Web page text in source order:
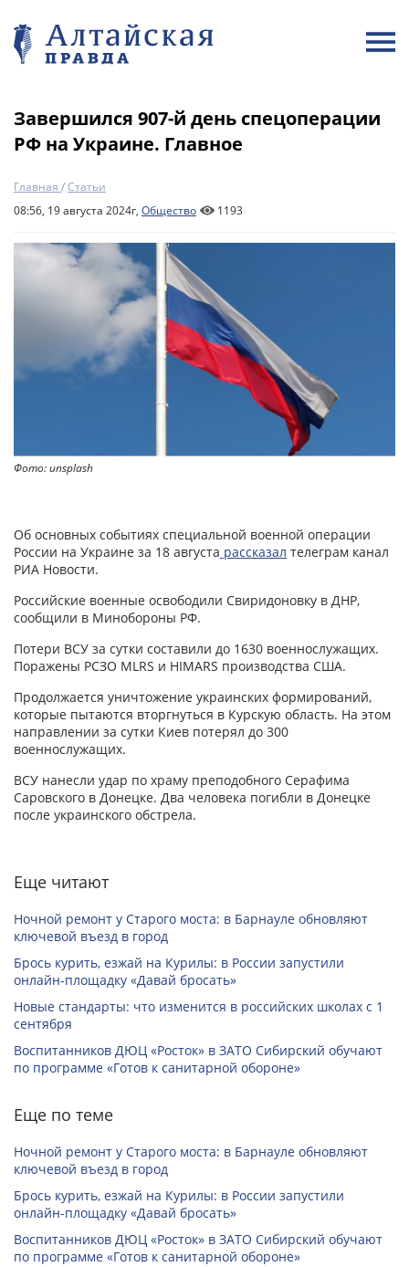
Завершился 907-й день спецоперации
РФ на Украине. Главное
Главная /Статьи
08:56, 19 августа 2024г, Общество 1193
Фото: unsplash
Об основных событиях специальной военной операции
России на Украине за 18 августа рассказал телеграм канал
РИА Новости.
Российские военные освободили Свиридоновку в ДНР,
сообщили в Минобороны РФ.
Потери ВСУ за сутки составили до 1630 военнослужащих.
Поражены РСЗО MLRS и HIMARS производства США.
Продолжается уничтожение украинских формирований,
которые пытаются вторгнуться в Курскую область. На этом
направлении за сутки Киев потерял до 300
военнослужащих.
ВСУ нанесли удар по храму преподобного Серафима
Саровского в Донецке. Два человека погибли в Донецке
после украинского обстрела.
Еще читают
Ночной ремонт у Старого моста: в Барнауле обновляют
ключевой въезд в город
Брось курить, езжай на Курилы: в России запустили
онлайн-­площадку «Давай бросать»
Новые стандарты: что изменится в российских школах с 1
сентября
Воспитанников ДЮЦ «Росток» в ЗАТО Сибирский обучают
по программе «Готов к санитарной обороне»
Еще по теме
Ночной ремонт у Старого моста: в Барнауле обновляют
ключевой въезд в город
Брось курить, езжай на Курилы: в России запустили
онлайн-­площадку «Давай бросать»
Воспитанников ДЮЦ «Росток» в ЗАТО Сибирский обучают
по программе «Готов к санитарной обороне»